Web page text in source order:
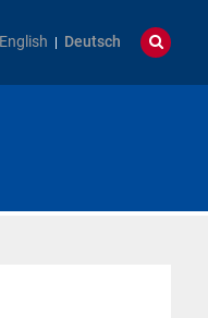
English Deutsch